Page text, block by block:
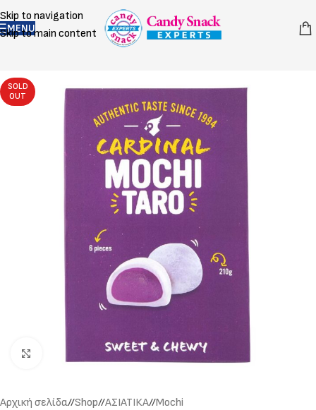
Skip to navigation
Skip to main content
MENU
SOLD
OUT
Click to enlarge
Αρχική σελίδα/ Shop/ ΑΣΙΑΤΙΚΑ/ Mochi